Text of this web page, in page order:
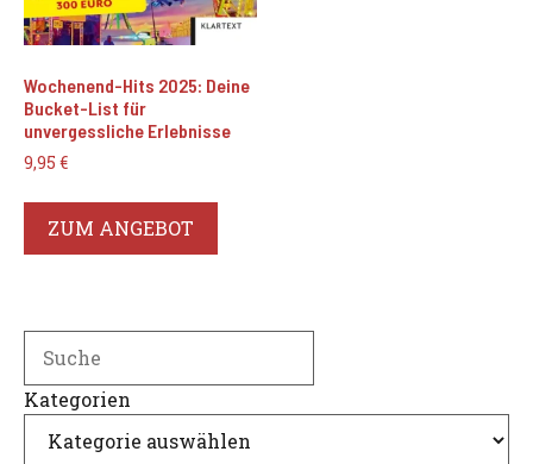
Wochenend-Hits 2025: Deine
Bucket-List für
unvergessliche Erlebnisse
9,95 €
ZUM ANGEBOT
Kategorien